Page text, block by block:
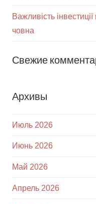
Важливість
човна
Свежие
Архивы
Июль 2026
Июнь 2026
Май 2026
Апрель 2026